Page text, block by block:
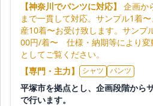
【神奈川でパンツに対応】
企画か
まで一貫して対応。サンプル1着
産10着〜お受け致します。サンプ
00円/着〜 仕様・納期等により変
としてご覧ください。
【専門・主力】
シャツ パンツ
平塚市を拠点とし、企画段階から
で行います。